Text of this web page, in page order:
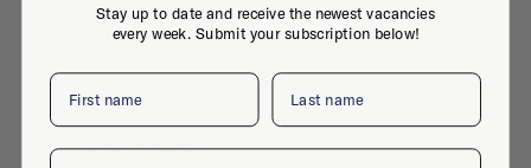
Active jobs
Stay up to date and receive the newest vacancies
every week. Submit your subscription below!
First name Last name
Email